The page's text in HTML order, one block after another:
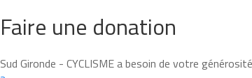
Faire une donation
Sud Gironde - CYCLISME a besoin de votre